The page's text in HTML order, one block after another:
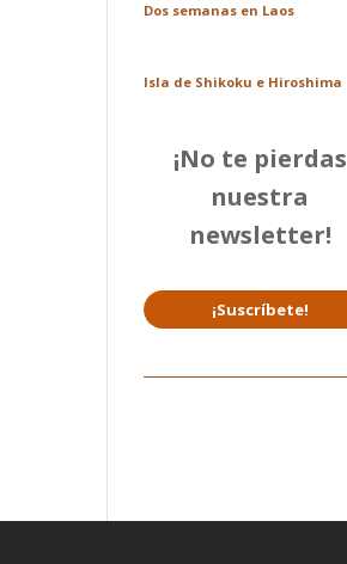
Dos semanas en Laos
Isla de Shikoku e Hiroshima
¡No te pierdas
nuestra
newsletter!
¡Suscríbete!